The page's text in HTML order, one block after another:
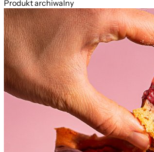
Produkt archiwalny